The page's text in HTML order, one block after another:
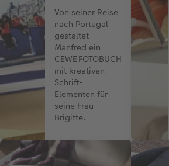
Von seiner Reise
nach Portugal
gestaltet
Manfred ein
CEWE FOTOBUCH
mit kreativen
Schrift-
Elementen für
seine Frau
Brigitte.